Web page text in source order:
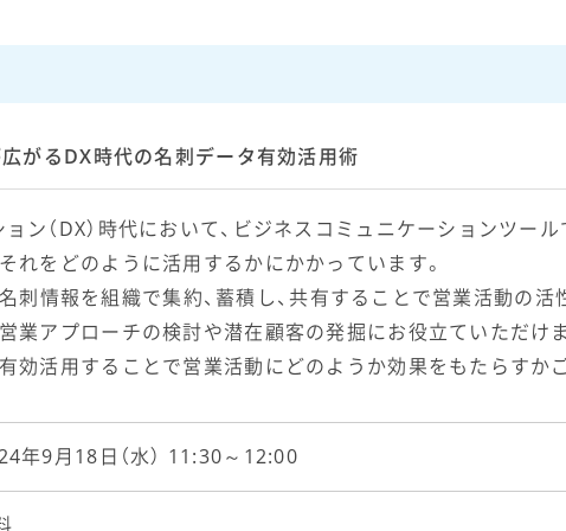
がるDX時代の名刺データ有効活用術
ン（DX）時代において、ビジネスコミュニケーションツー
れをどのように活用するかにかかっています。
名刺情報を組織で集約、蓄積し、共有することで営業活動の
業アプローチの検討や潜在顧客の発掘にお役立ていただけ
効活用することで営業活動にどのようか効果をもたらすか
年9月18日（水） 11:30～12:00